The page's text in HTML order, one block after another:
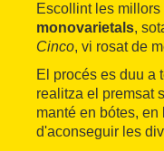
Escollint les
monovarietals,
Cinco, vi rosat de
El procés es duu a
realitza el premsat
manté en bótes,
d'aconseguir les